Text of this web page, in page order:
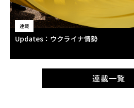
連載
Updates：ウクライナ情勢
連載一覧